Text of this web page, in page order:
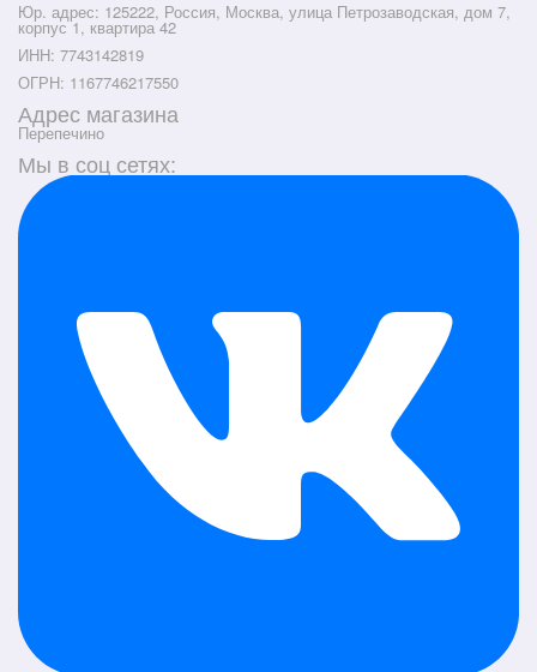
Юр. адрес: 125222, Россия, Москва, улица Петрозаводская, дом 7,
корпус 1, квартира 42
ИНН: 7743142819
ОГРН: 1167746217550
Адрес магазина
Перепечино
Мы в соц сетях: